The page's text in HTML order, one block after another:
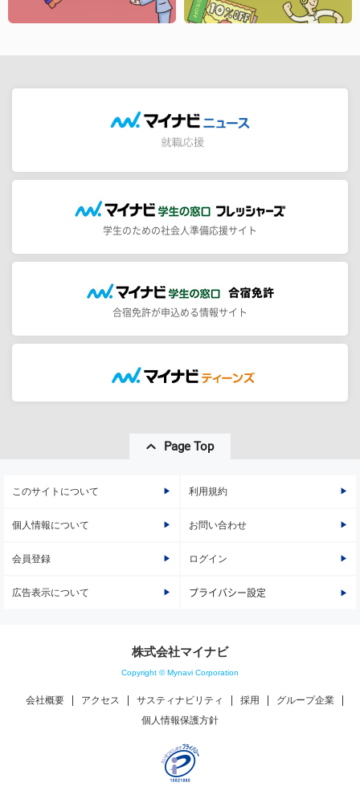
学生のための社会人準備応援サイト
合宿免許が申込める情報サイト
Page Top
このサイトについて 利用規約
個人情報について お問い合わせ
会員登録 ログイン
広告表示について プライバシー設定
株式会社マイナビ
Copyright © Mynavi Corporation
会社概要 アクセス サスティナビリティ 採用
グループ企業
個人情報保護方針